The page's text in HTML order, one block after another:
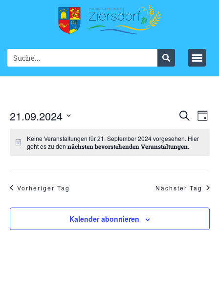
UND
SucheTag
21.09.2024
wählen.Keine Veranstaltungen für 21. September 2024 vorgesehen. Hier
geht es zu dennächsten bevorstehenden Veranstaltungen.
Vorheriger Tag Nächster Tag
Kalender abonnieren